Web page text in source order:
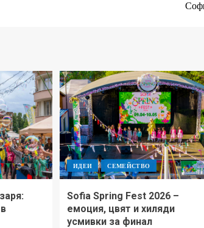
ИДЕИ СЕМЕЙСТВО
Sofia Spring Fest 2026 –
емоция, цвят и хиляди
усмивки за финал